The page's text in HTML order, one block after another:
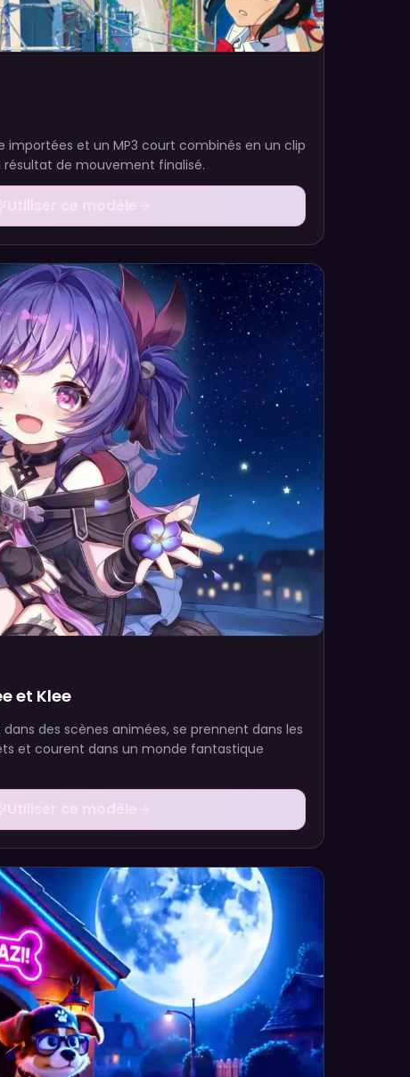
importées et un MP3 court combinés en un clip
résultat de mouvement finalisé.
et Klee
des scènes animées, se prennent dans les
et courent dans un monde fantastique